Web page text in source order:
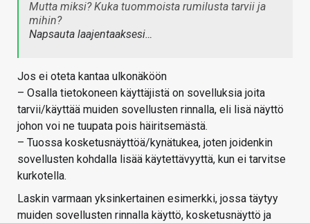
Mutta miksi? Kuka tuommoista rumilusta tarvii ja
mihin?
Napsauta laajentaaksesi…
Jos ei oteta kantaa ulkonäköön
– Osalla tietokoneen käyttäjistä on sovelluksia joita
tarvii/käyttää muiden sovellusten rinnalla, eli lisä näyttö
johon voi ne tuupata pois häiritsemästä.
– Tuossa kosketusnäyttöä/kynätukea, joten joidenkin
sovellusten kohdalla lisää käytettävyyttä, kun ei tarvitse
kurkotella.
Laskin varmaan yksinkertainen esimerkki, jossa täytyy
muiden sovellusten rinnalla käyttö, kosketusnäyttö ja